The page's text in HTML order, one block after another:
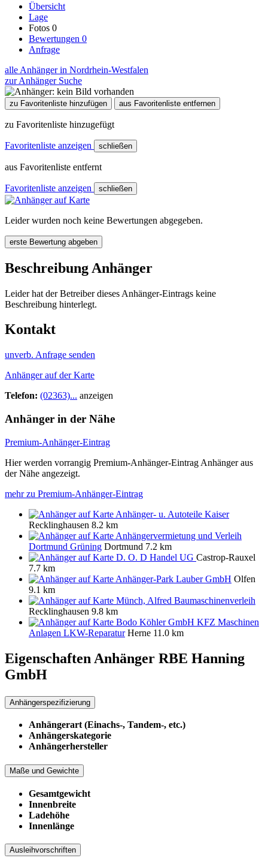
Übersicht
Lage
Fotos 0
Bewertungen 0
Anfrage
alle Anhänger in Nordrhein-Westfalen
zur Anhänger Suche
zu Favoritenliste hinzufügen aus Favoritenliste entfernen
zu Favoritenliste hinzugefügt
Favoritenliste anzeigen schließen
aus Favoritenliste entfernt
Favoritenliste anzeigen schließen
Leider wurden noch keine Bewertungen abgegeben.
erste Bewertung abgeben
Beschreibung Anhänger
Leider hat der Betreiber dieses Anhänger-Eintrags keine
Beschreibung hinterlegt.
Kontakt
unverb. Anfrage senden
Anhänger auf der Karte
Telefon: (02363)... anzeigen
Anhänger in der Nähe
Premium-Anhänger-Eintrag
Hier werden vorrangig Premium-Anhänger-Eintrag Anhänger aus
der Nähe angezeigt.
mehr zu Premium-Anhänger-Eintrag
Anhänger- u. Autoteile Kaiser
Recklinghausen 8.2 km
Anhängervermietung und Verleih
Dortmund Grüning Dortmund 7.2 km
D. O. D Handel UG Castrop-Rauxel
7.7 km
Anhänger-Park Lauber GmbH Olfen
9.1 km
Münch, Alfred Baumaschinenverleih
Recklinghausen 9.8 km
Bodo Köhler GmbH KFZ Maschinen
Anlagen LKW-Reparatur Herne 11.0 km
Eigenschaften Anhänger RBE Hanning
GmbH
Anhängerspezifizierung
Anhängerart (Einachs-, Tandem-, etc.)
Anhängerskategorie
Anhängerhersteller
Maße und Gewichte
Gesamtgewicht
Innenbreite
Ladehöhe
Innenlänge
Ausleihvorschriften